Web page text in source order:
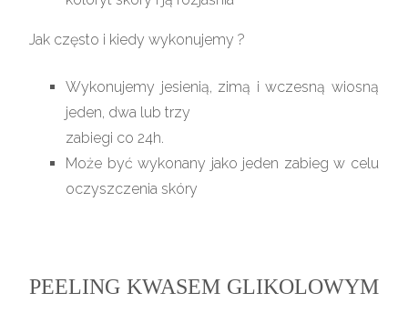
Jak często i kiedy wykonujemy ?
Wykonujemy jesienią, zimą i wczesną wiosną
jeden, dwa lub trzy
zabiegi co 24h.
Może być wykonany jako jeden zabieg w celu
oczyszczenia skóry
PEELING KWASEM GLIKOLOWYM